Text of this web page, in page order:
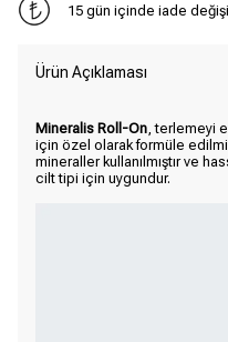
15 gün içinde iade
Ürün Açıklaması
Mineralis Roll-On, terlemeyi
için özel olarak formüle
mineraller kullanılmıştır ve
cilt tipi için uygundur.